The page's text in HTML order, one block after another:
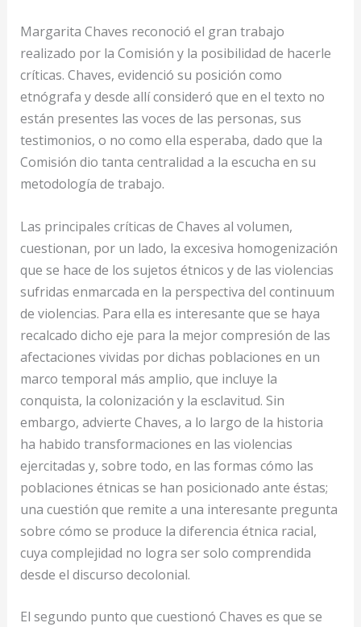
Margarita Chaves reconoció el gran trabajo
realizado por la Comisión y la posibilidad de hacerle
críticas. Chaves, evidenció su posición como
etnógrafa y desde allí consideró que en el texto no
están presentes las voces de las personas, sus
testimonios, o no como ella esperaba, dado que la
Comisión dio tanta centralidad a la escucha en su
metodología de trabajo.
Las principales críticas de Chaves al volumen,
cuestionan, por un lado, la excesiva homogenización
que se hace de los sujetos étnicos y de las violencias
sufridas enmarcada en la perspectiva del continuum
de violencias. Para ella es interesante que se haya
recalcado dicho eje para la mejor compresión de las
afectaciones vividas por dichas poblaciones en un
marco temporal más amplio, que incluye la
conquista, la colonización y la esclavitud. Sin
embargo, advierte Chaves, a lo largo de la historia
ha habido transformaciones en las violencias
ejercitadas y, sobre todo, en las formas cómo las
poblaciones étnicas se han posicionado ante éstas;
una cuestión que remite a una interesante pregunta
sobre cómo se produce la diferencia étnica racial,
cuya complejidad no logra ser solo comprendida
desde el discurso decolonial.
El segundo punto que cuestionó Chaves es que se